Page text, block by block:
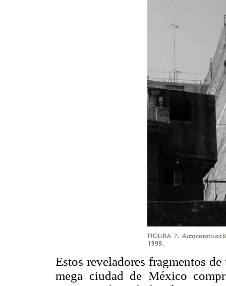
Estos reveladores fragmentos
mega ciudad de México